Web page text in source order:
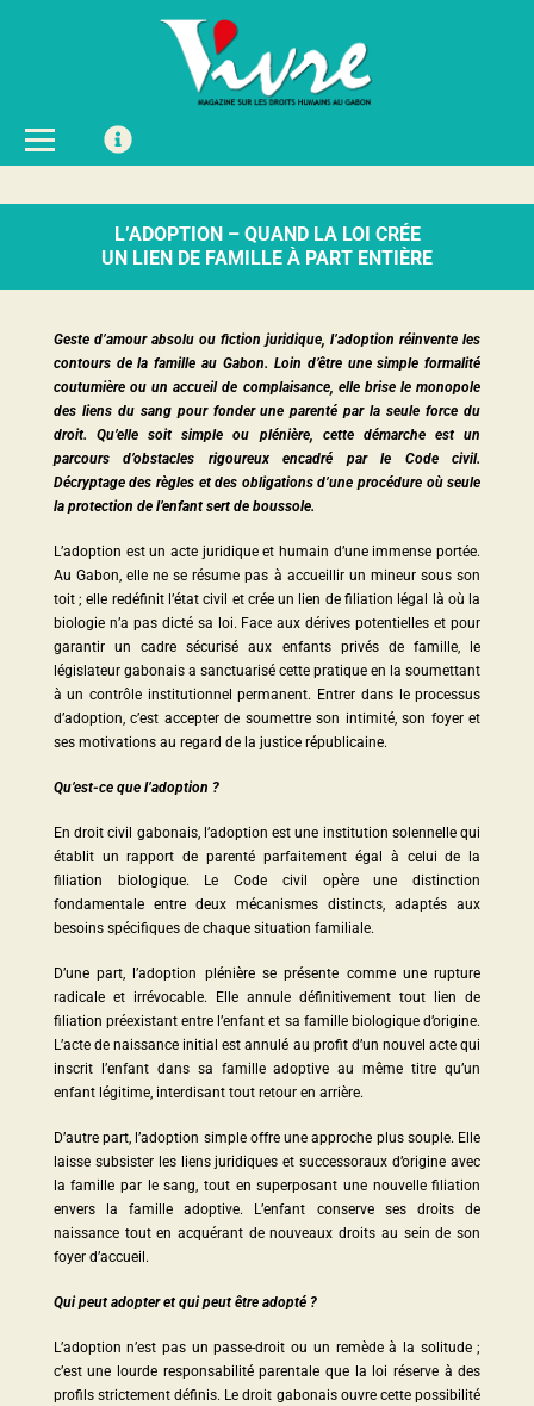
L’ADOPTION – QUAND LA LOI CRÉE
UN LIEN DE FAMILLE À PART ENTIÈRE
Geste d’amour absolu ou fiction juridique, l’adoption réinvente les
contours de la famille au Gabon. Loin d’être une simple formalité
coutumière ou un accueil de complaisance, elle brise le monopole
des liens du sang pour fonder une parenté par la seule force du
droit. Qu’elle soit simple ou plénière, cette démarche est un
parcours d’obstacles rigoureux encadré par le Code civil.
Décryptage des règles et des obligations d’une procédure où seule
la protection de l’enfant sert de boussole.
L’adoption est un acte juridique et humain d’une immense portée.
Au Gabon, elle ne se résume pas à accueillir un mineur sous son
toit ; elle redéfinit l’état civil et crée un lien de filiation légal là où la
biologie n’a pas dicté sa loi. Face aux dérives potentielles et pour
garantir un cadre sécurisé aux enfants privés de famille, le
législateur gabonais a sanctuarisé cette pratique en la soumettant
à un contrôle institutionnel permanent. Entrer dans le processus
d’adoption, c’est accepter de soumettre son intimité, son foyer et
ses motivations au regard de la justice républicaine.
Qu’est-ce que l’adoption ?
En droit civil gabonais, l’adoption est une institution solennelle qui
établit un rapport de parenté parfaitement égal à celui de la
filiation biologique. Le Code civil opère une distinction
fondamentale entre deux mécanismes distincts, adaptés aux
besoins spécifiques de chaque situation familiale.
D’une part, l’adoption plénière se présente comme une rupture
radicale et irrévocable. Elle annule définitivement tout lien de
filiation préexistant entre l’enfant et sa famille biologique d’origine.
L’acte de naissance initial est annulé au profit d’un nouvel acte qui
inscrit l’enfant dans sa famille adoptive au même titre qu’un
enfant légitime, interdisant tout retour en arrière.
D’autre part, l’adoption simple offre une approche plus souple. Elle
laisse subsister les liens juridiques et successoraux d’origine avec
la famille par le sang, tout en superposant une nouvelle filiation
envers la famille adoptive. L’enfant conserve ses droits de
naissance tout en acquérant de nouveaux droits au sein de son
foyer d’accueil.
Qui peut adopter et qui peut être adopté ?
L’adoption n’est pas un passe-droit ou un remède à la solitude ;
c’est une lourde responsabilité parentale que la loi réserve à des
profils strictement définis. Le droit gabonais ouvre cette possibilité